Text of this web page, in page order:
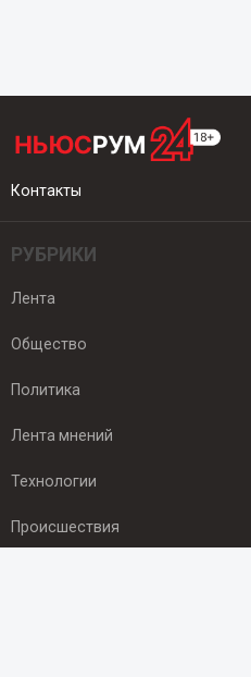
Контакты
РУБРИКИ
Лента
Общество
Политика
Лента мнений
Технологии
Происшествия